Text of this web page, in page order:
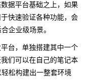
据平台基础之上，如果
快速验证各种功能，会
企业级场景。
台，单独搭建其中一个
们可以在自己的笔记本
松构建出一整套环境